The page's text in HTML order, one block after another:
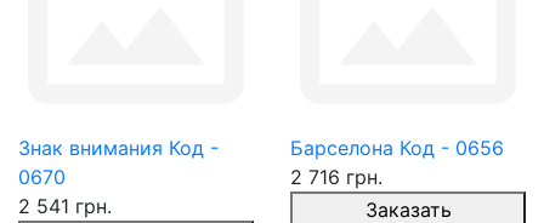
Знак внимания Код -
0670
2 541 грн.
Барселона Код - 0656
2 716 грн.
Заказать